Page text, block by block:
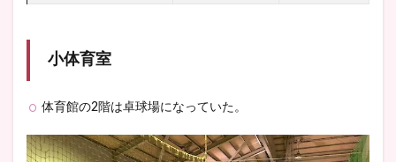
小体育室
体育館の2階は卓球場になっていた。